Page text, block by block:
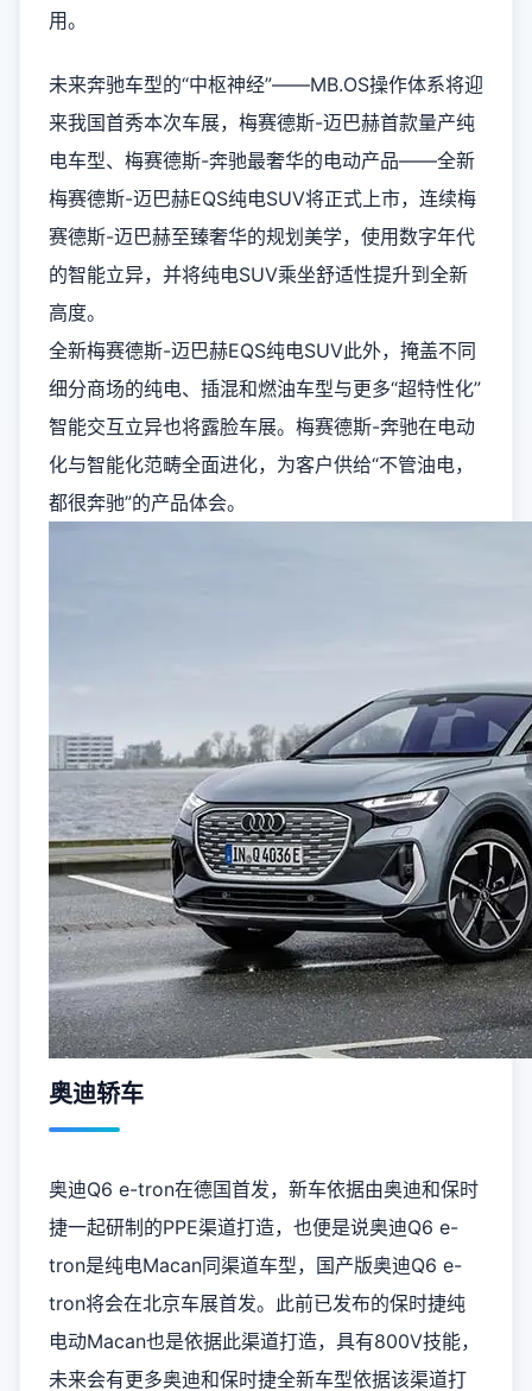
用。
未来奔驰车型的“中枢神经”——MB.OS操作体系将迎
来我国首秀本次车展，梅赛德斯-迈巴赫首款量产纯
电车型、梅赛德斯-奔驰最奢华的电动产品——全新
梅赛德斯-迈巴赫EQS纯电SUV将正式上市，连续梅
赛德斯-迈巴赫至臻奢华的规划美学，使用数字年代
的智能立异，并将纯电SUV乘坐舒适性提升到全新
高度。
全新梅赛德斯-迈巴赫EQS纯电SUV此外，掩盖不同
细分商场的纯电、插混和燃油车型与更多“超特性化”
智能交互立异也将露脸车展。梅赛德斯-奔驰在电动
化与智能化范畴全面进化，为客户供给“不管油电，
都很奔驰”的产品体会。
奥迪轿车
奥迪Q6 e-tron在德国首发，新车依据由奥迪和保时
捷一起研制的PPE渠道打造，也便是说奥迪Q6 e-
tron是纯电Macan同渠道车型，国产版奥迪Q6 e-
tron将会在北京车展首发。此前已发布的保时捷纯
电动Macan也是依据此渠道打造，具有800V技能，
未来会有更多奥迪和保时捷全新车型依据该渠道打